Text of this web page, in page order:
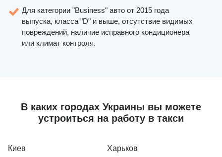
Для категории "Business" авто от 2015 года
выпуска, класса "D" и выше, отсутствие видимых
повреждений, наличие исправного кондиционера
или климат контроля.
В каких городах Украины вы можете
устроиться на работу в такси
Киев
Харьков